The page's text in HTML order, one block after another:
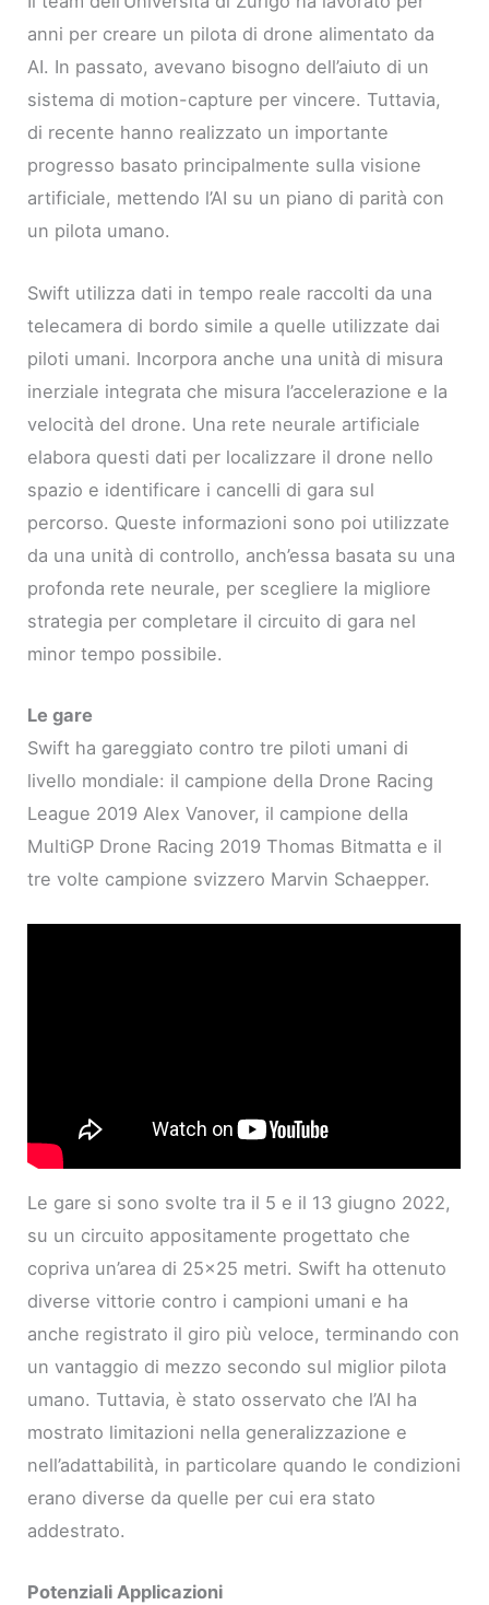
anni per creare un pilota di drone alimentato da
AI. In passato, avevano bisogno dell’aiuto di un
sistema di motion-capture per vincere. Tuttavia,
di recente hanno realizzato un importante
progresso basato principalmente sulla visione
artificiale, mettendo l’AI su un piano di parità con
un pilota umano.
Swift utilizza dati in tempo reale raccolti da una
telecamera di bordo simile a quelle utilizzate dai
piloti umani. Incorpora anche una unità di misura
inerziale integrata che misura l’accelerazione e la
velocità del drone. Una rete neurale artificiale
elabora questi dati per localizzare il drone nello
spazio e identificare i cancelli di gara sul
percorso. Queste informazioni sono poi utilizzate
da una unità di controllo, anch’essa basata su una
profonda rete neurale, per scegliere la migliore
strategia per completare il circuito di gara nel
minor tempo possibile.
Le gare
Swift ha gareggiato contro tre piloti umani di
livello mondiale: il campione della Drone Racing
League 2019 Alex Vanover, il campione della
MultiGP Drone Racing 2019 Thomas Bitmatta e il
tre volte campione svizzero Marvin Schaepper.
Le gare si sono svolte tra il 5 e il 13 giugno 2022,
su un circuito appositamente progettato che
copriva un’area di 25×25 metri. Swift ha ottenuto
diverse vittorie contro i campioni umani e ha
anche registrato il giro più veloce, terminando con
un vantaggio di mezzo secondo sul miglior pilota
umano. Tuttavia, è stato osservato che l’AI ha
mostrato limitazioni nella generalizzazione e
nell’adattabilità, in particolare quando le condizioni
erano diverse da quelle per cui era stato
addestrato.
Potenziali Applicazioni